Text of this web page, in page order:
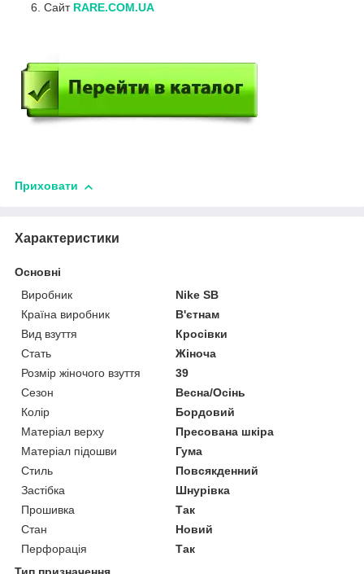
Сайт RARE.COM.UA
Приховати
Характеристики
Основні
Виробник
Nike SB
Країна виробник
В'єтнам
Вид взуття
Кросівки
Стать
Жіноча
Розмір жіночого взуття
39
Сезон
Весна/Осінь
Колір
Бордовий
Матеріал верху
Пресована шкіра
Матеріал підошви
Гума
Стиль
Повсякденний
Застібка
Шнурівка
Прошивка
Так
Стан
Новий
Перфорація
Так